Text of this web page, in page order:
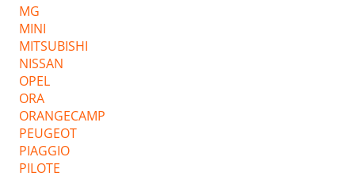
MG
MINI
MITSUBISHI
NISSAN
OPEL
ORA
ORANGECAMP
PEUGEOT
PIAGGIO
PILOTE